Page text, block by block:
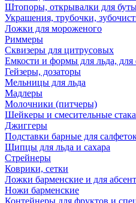
Штопоры, открывалки для
Украшения, трубочки,
Ложки для мороженого
Риммеры
Сквизеры для цитрусовых
Емкости и формы для льда,
Гейзеры, дозаторы
Мельницы для льда
Мадлеры
Молочники (питчеры)
Шейкеры и смесительные
Джиггеры
Подставки барные для
Щипцы для льда и сахара
Стрейнеры
Коврики, сетки
Ложки барменские и для
Ножи барменские
Контейнеры для фруктов и